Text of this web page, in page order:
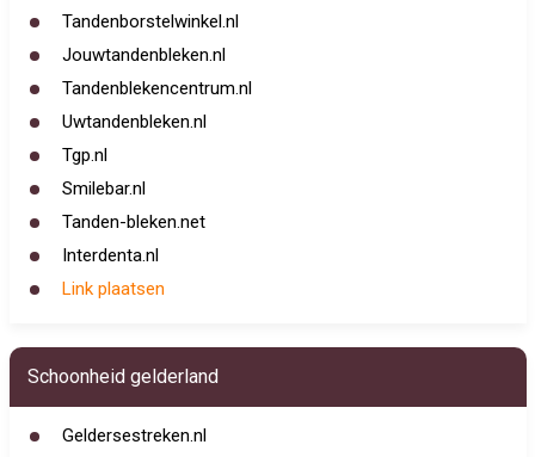
Tandenborstelwinkel.nl
Jouwtandenbleken.nl
Tandenblekencentrum.nl
Uwtandenbleken.nl
Tgp.nl
Smilebar.nl
Tanden-bleken.net
Interdenta.nl
Link plaatsen
Schoonheid gelderland
Geldersestreken.nl